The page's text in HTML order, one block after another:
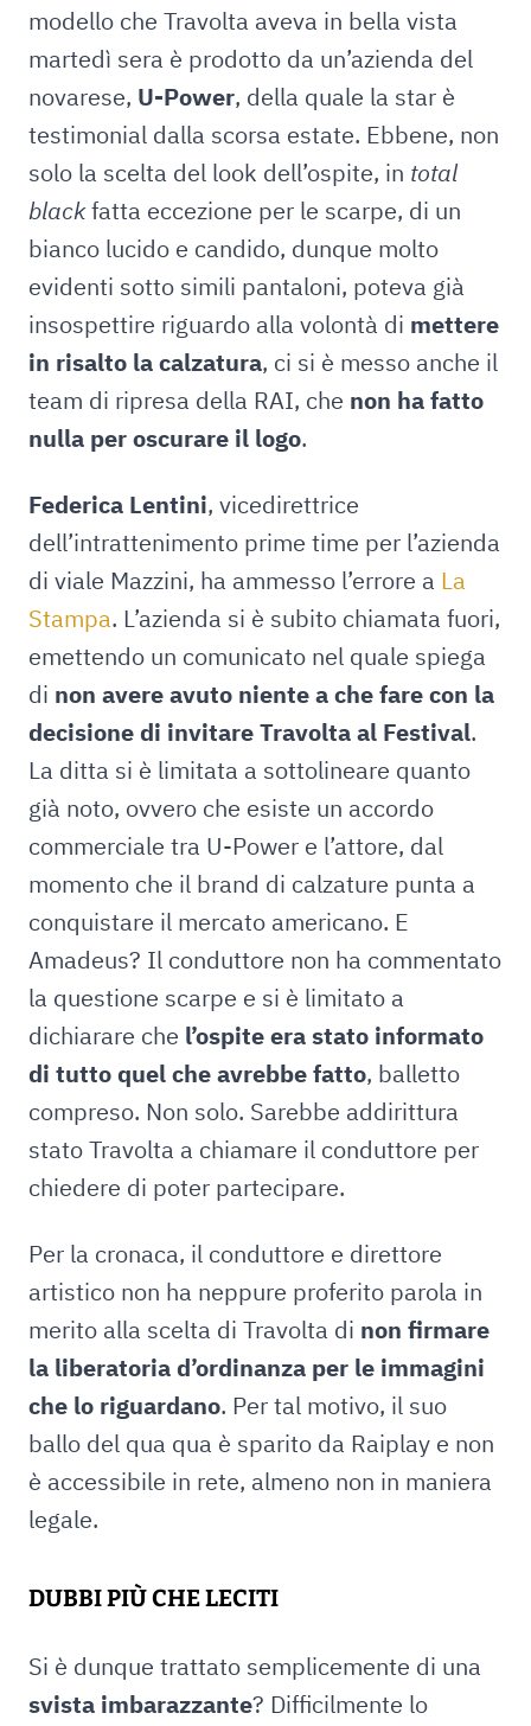
modello che Travolta aveva in bella vista
martedì sera è prodotto da un’azienda del
novarese, U-Power, della quale la star è
testimonial dalla scorsa estate. Ebbene, non
solo la scelta del look dell’ospite, in total
blackfatta eccezione per le scarpe, di un
bianco lucido e candido, dunque molto
evidenti sotto simili pantaloni, poteva già
insospettire riguardo alla volontà di mettere
in risalto la calzatura, ci si è messo anche il
team di ripresa della RAI, che non ha fatto
nulla per oscurare il logo.
Federica Lentini, vicedirettrice
dell’intrattenimento prime time per l’azienda
di viale Mazzini, ha ammesso l’errore a La
Stampa. L’azienda si è subito chiamata fuori,
emettendo un comunicato nel quale spiega
di non avere avuto niente a che fare con la
decisione di invitare Travolta al Festival.
La ditta si è limitata a sottolineare quanto
già noto, ovvero che esiste un accordo
commerciale tra U-Power e l’attore, dal
momento che il brand di calzature punta a
conquistare il mercato americano. E
Amadeus? Il conduttore non ha commentato
la questione scarpe e si è limitato a
dichiarare che l’ospite era stato informato
di tutto quel che avrebbe fatto, balletto
compreso. Non solo. Sarebbe addirittura
stato Travolta a chiamare il conduttore per
chiedere di poter partecipare.
Per la cronaca, il conduttore e direttore
artistico non ha neppure proferito parola in
merito alla scelta di Travolta di non firmare
la liberatoria d’ordinanza per le immagini
che lo riguardano. Per tal motivo, il suo
ballo del qua qua è sparito da Raiplay e non
è accessibile in rete, almeno non in maniera
legale.
DUBBI PIÙ CHE LECITI
Si è dunque trattato semplicemente di una
svista imbarazzante? Difficilmente lo